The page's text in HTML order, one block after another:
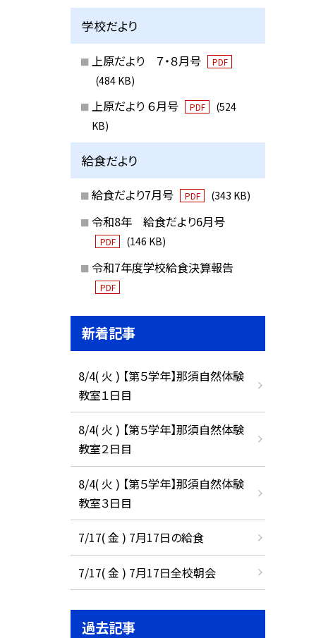
学校だより
上原だより ７・８月号 PDF
(484 KB)
上原だより ６月号 PDF
(524
KB)
給食だより
給食だより7月号 PDF (343 KB)
令和8年 給食だより6月号
PDF (146 KB)
令和7年度学校給食決算報告
PDF
新着記事
8/4( 火 ) 【第５学年】那須自然体験
教室１日目
8/4( 火 ) 【第５学年】那須自然体験
教室２日目
8/4( 火 ) 【第５学年】那須自然体験
教室３日目
7/17( 金 ) 7月17日の給食
7/17( 金 ) 7月17日全校朝会
過去記事